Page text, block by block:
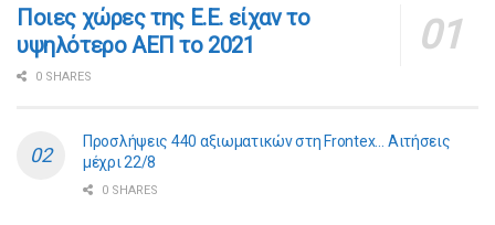
Ποιες χώρες της Ε.Ε. είχαν το
υψηλότερο ΑΕΠ το 2021
0 SHARES
Προσλήψεις 440 αξιωματικών στη Frontex… Αιτήσεις
μέχρι 22/8
0 SHARES